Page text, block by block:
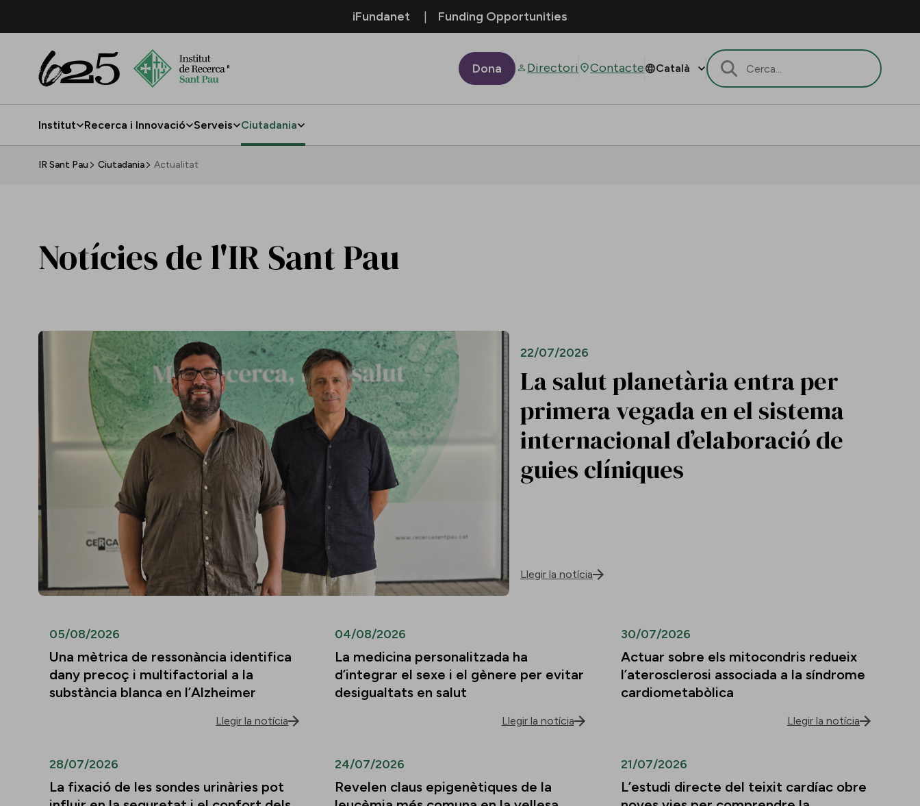
iFundanet Funding Opportunities
Dona Directori Contacte
Institut Recerca i Innovació Serveis Ciutadania
IR Sant Pau Ciutadania Actualitat
Notícies de l'IR Sant Pau
22/07/2026
La salut planetària entra per
primera vegada en el sistema
internacional d’elaboració de
guies clíniques
Llegir la notícia
05/08/2026
Una mètrica de ressonància identifica
dany precoç i multifactorial a la
substància blanca en l’Alzheimer
Llegir la notícia
04/08/2026
La medicina personalitzada ha
d’integrar el sexe i el gènere per evitar
desigualtats en salut
Llegir la notícia
30/07/2026
Actuar sobre els mitocondris redueix
l’aterosclerosi associada a la síndrome
cardiometabòlica
Llegir la notícia
28/07/2026
La fixació de les sondes urinàries pot
24/07/2026
Revelen claus epigenètiques de la
21/07/2026
L’estudi directe del teixit cardíac obre